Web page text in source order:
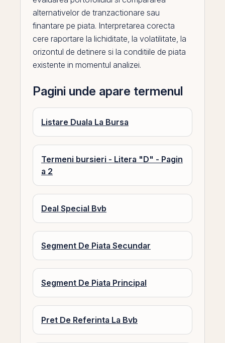
alternativelor de tranzactionare sau
finantare pe piata. Interpretarea corecta
cere raportare la lichiditate, la volatilitate, la
orizontul de detinere si la conditiile de piata
existente in momentul analizei.
Pagini unde apare termenul
Listare Duala La Bursa
Termeni bursieri - Litera "D" - Pagin
a 2
Deal Special Bvb
Segment De Piata Secundar
Segment De Piata Principal
Pret De Referinta La Bvb